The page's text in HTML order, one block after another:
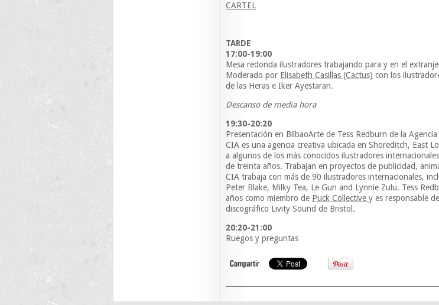
CARTEL
TARDE
17:00-19:00
Mesa redonda ilustradores trabajando para y en el
Moderado por Elisabeth Casillas (Cactus) con los
de las Heras e Iker Ayestaran.
Descanso de media hora
19:30-20:20
Presentación en BilbaoArte de Tess Redburn de la
CIA es una agencia creativa ubicada en Shoreditch, East
a algunos de los más conocidos ilustradores
de treinta años. Trabajan en proyectos de publicidad,
CIA trabaja con más de 90 ilustradores internacionales,
Peter Blake, Milky Tea, Le Gun and Lynnie Zulu. Tess
años como miembro de Puck Collective y es responsable
discográfico Livity Sound de Bristol.
20:20-21:00
Ruegos y preguntas